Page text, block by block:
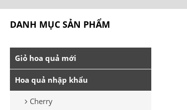
DANH MỤC SẢN PHẨM
Giỏ hoa quả mới
Hoa quả nhập khẩu
Cherry